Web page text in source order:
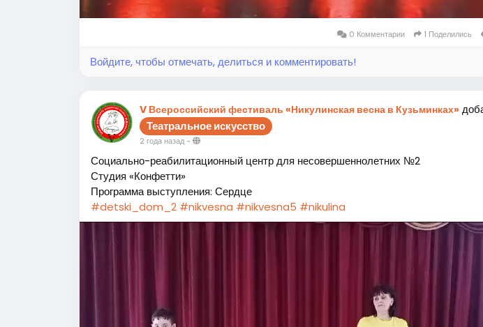
0 Комментарии 1 Поделились
Войдите, чтобы отмечать, делиться и комментировать!
V Всероссийский фестиваль «Никулинская весна в Кузьминках»
Театральное искусство
2 года назад-
Социально-реабилитационный центр для несовершеннолетних №2
Студия «Конфетти»
Программа выступления: Сердце
#detski_dom_2 #nikvesna #nikvesna5 #nikulina